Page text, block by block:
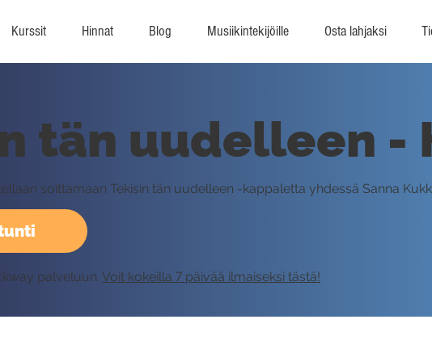
Kurssit Hinnat Blog Musiikintekijöille Osta lahjaksi
tän uudelleen -
soittamaan Tekisin tän uudelleen -kappaletta yhdessä Sanna
palveluun. Voit kokeilla 7 päivää ilmaiseksi tästä!